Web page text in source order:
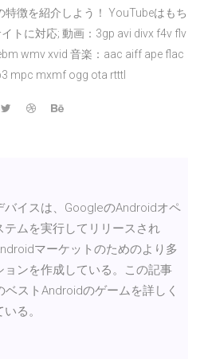
特徴を紹介しよう！ YouTubeはもち
トに対応; 動画：3gp avi divx f4v flv
wmv xvid 音楽：aac aiff ape flac
mpc mxmf ogg ota rtttl
バイスは、GoogleのAndroidオペ
テムを実行してリリースされ
マーケットのためのより多
ョンを作成している。この記事
ベストAndroidのゲームを詳しく
る。